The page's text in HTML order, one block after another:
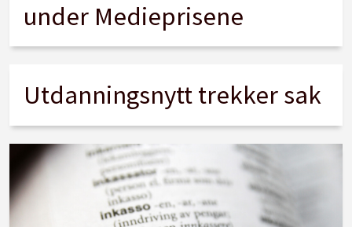
under Medieprisene
Utdanningsnytt trekker sak